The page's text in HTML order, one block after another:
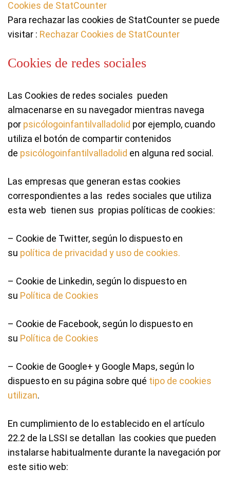
Cookies de StatCounter
Para rechazar las cookies de StatCounter se puede
visitar : Rechazar Cookies de StatCounter
Cookies de redes sociales
Las Cookies de redes sociales pueden
almacenarse en su navegador mientras navega
por psicólogoinfantilvalladolid por ejemplo, cuando
utiliza el botón de compartir contenidos
de psicólogoinfantilvalladolid en alguna red social.
Las empresas que generan estas cookies
correspondientes a las redes sociales que utiliza
esta web tienen sus propias políticas de cookies:
– Cookie de Twitter, según lo dispuesto en
su política de privacidad y uso de cookies.
– Cookie de Linkedin, según lo dispuesto en
su Política de Cookies
– Cookie de Facebook, según lo dispuesto en
su Política de Cookies
– Cookie de Google+ y Google Maps, según lo
dispuesto en su página sobre qué tipo de cookies
utilizan.
En cumplimiento de lo establecido en el artículo
22.2 de la LSSI se detallan las cookies que pueden
instalarse habitualmente durante la navegación por
este sitio web: